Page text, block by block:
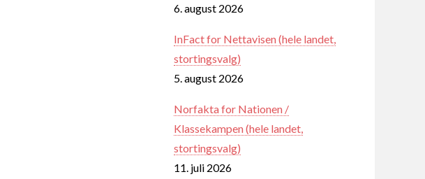
6. august 2026
InFact for Nettavisen (hele landet,
stortingsvalg)
5. august 2026
Norfakta for Nationen /
Klassekampen (hele landet,
stortingsvalg)
11. juli 2026